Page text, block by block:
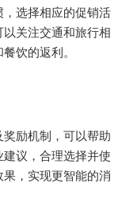
选择相应的促销活
关注交通和旅行相
饮的返利。
励机制，可以帮助
议，合理选择并使
，实现更智能的消